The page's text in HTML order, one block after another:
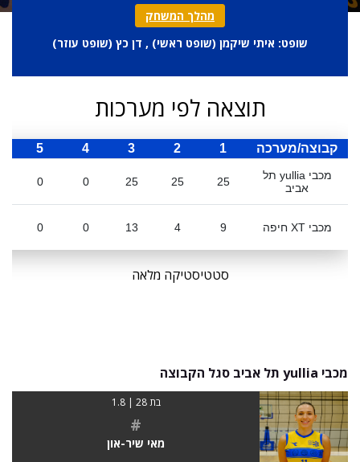
מהלך המשחק
שופט: איתי שיקמן (שופט ראשי) , דן כץ (שופט עוזר)
תוצאה לפי מערכות
קבוצה/מערכה 1
2
3
4
5
מכבי yullia תל
אביב
25
25
25
0
0
מכבי XT חיפה 9
4
13
0
0
סטטיסטיקה מלאה
מכבי yullia תל אביב סגל הקבוצה
בת 28 | 1.8
#
מאי שיר-און